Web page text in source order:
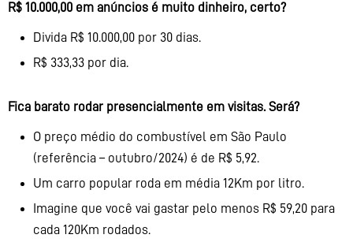
R$ 10.000,00 em anúncios é muito dinheiro, certo?
Divida R$ 10.000,00 por 30 dias.
R$ 333,33 por dia.
Fica barato rodar presencialmente em visitas. Será?
O preço médio do combustível em São Paulo
(referência – outubro/2024) é de R$ 5,92.
Um carro popular roda em média 12Km por litro.
Imagine que você vai gastar pelo menos R$ 59,20 para
cada 120Km rodados.